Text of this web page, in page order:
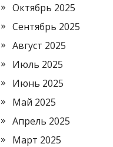
Октябрь 2025
Сентябрь 2025
Август 2025
Июль 2025
Июнь 2025
Май 2025
Апрель 2025
Март 2025